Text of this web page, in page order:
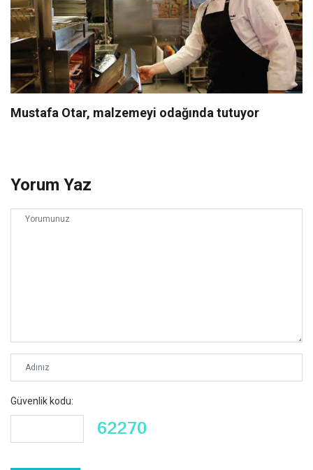
Mustafa Otar, malzemeyi odağında tutuyor
Yorum Yaz
Güvenlik kodu: